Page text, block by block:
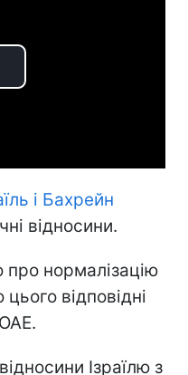
і Бахрейн
відносини.
про нормалізацію
відповідні
Ізраїлю з